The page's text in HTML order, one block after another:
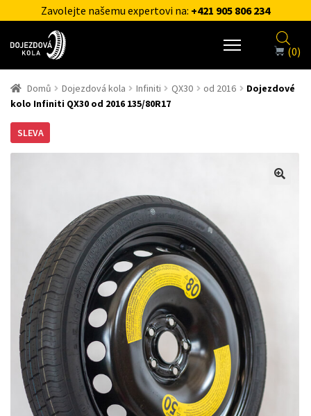
Zavolejte našemu expertovi na: +421 905 806 234
(0)
Domů Dojezdová kola Infiniti QX30 od 2016
Dojezdové
kolo Infiniti QX30 od 2016 135/80R17
SLEVA